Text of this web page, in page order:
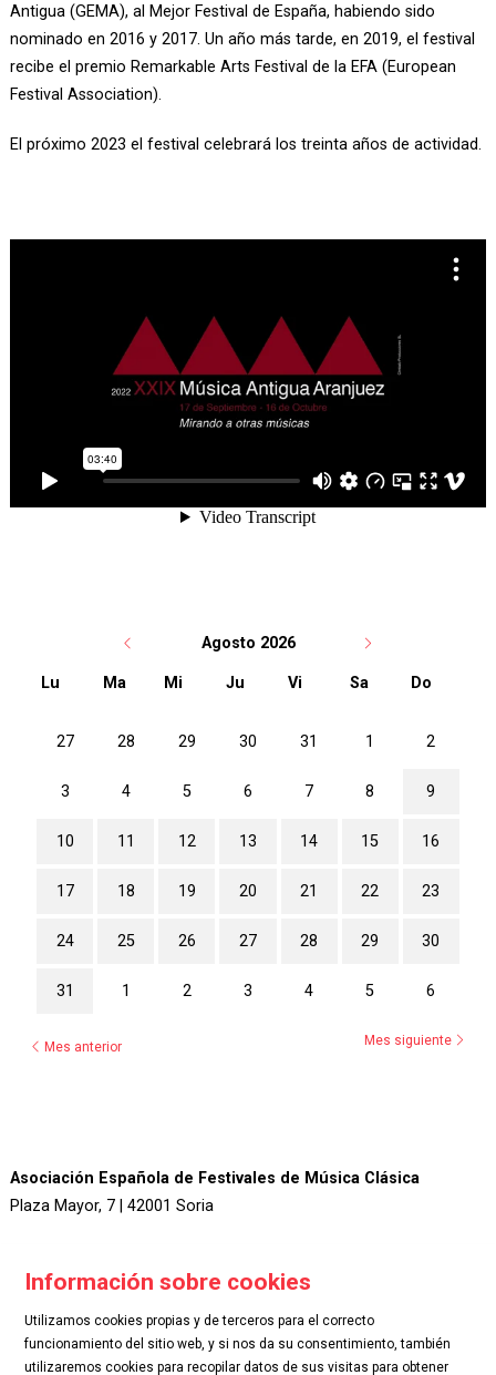
Antigua (GEMA), al Mejor Festival de España, habiendo sido
nominado en 2016 y 2017. Un año más tarde, en 2019, el festival
recibe el premio Remarkable Arts Festival de la EFA (European
Festival Association).
El próximo 2023 el festival celebrará los treinta años de actividad.
Agosto 2026
Lu Ma Mi Ju Vi Sa Do
No hay ninguna actividad este mes
27 28 29 30 31 1 2
3 4 5 6 7 8 9
10 11 12 13 14 15 16
17 18 19 20 21 22 23
24 25 26 27 28 29 30
31 1 2 3 4 5 6
Mes anterior Mes siguiente
Asociación Española de Festivales de Música Clásica
Plaza Mayor, 7 | 42001 Soria
.
Información sobre cookies
Utilizamos cookies propias y de terceros para el correcto
funcionamiento del sitio web, y si nos da su consentimiento, también
utilizaremos cookies para recopilar datos de sus visitas para obtener